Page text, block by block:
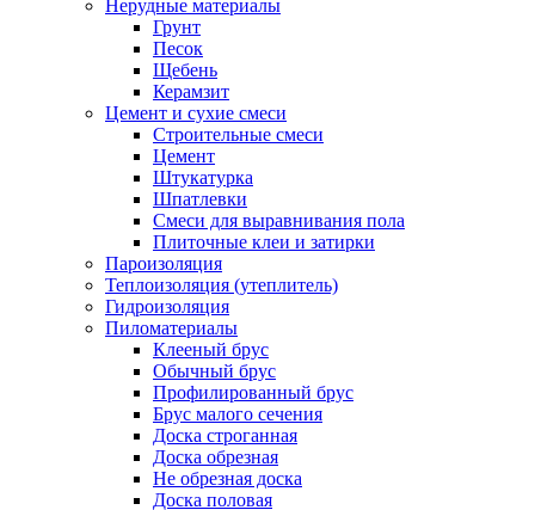
Нерудные материалы
Грунт
Песок
Щебень
Керамзит
Цемент и сухие смеси
Строительные смеси
Цемент
Штукатурка
Шпатлевки
Смеси для выравнивания пола
Плиточные клеи и затирки
Пароизоляция
Теплоизоляция (утеплитель)
Гидроизоляция
Пиломатериалы
Клееный брус
Обычный брус
Профилированный брус
Брус малого сечения
Доска строганная
Доска обрезная
Не обрезная доска
Доска половая